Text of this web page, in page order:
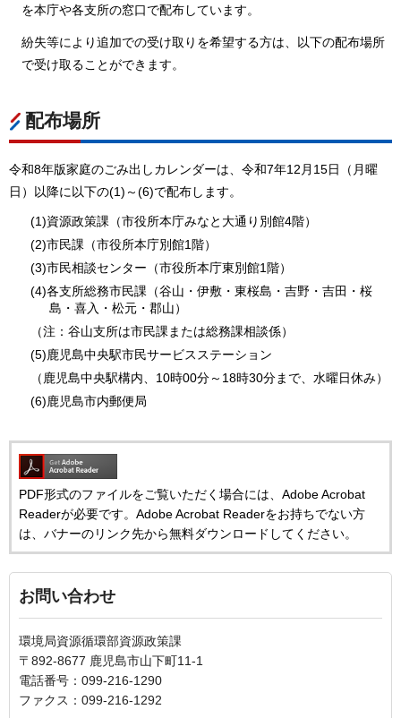
を本庁や各支所の窓口で配布しています。
紛失等により追加での受け取りを希望する方は、以下の配布場所
で受け取ることができます。
配布場所
令和8年版家庭のごみ出しカレンダーは、令和7年12月15日（月曜
日）以降に以下の(1)～(6)で配布します。
(1)資源政策課（市役所本庁みなと大通り別館4階）
(2)市民課（市役所本庁別館1階）
(3)市民相談センター（市役所本庁東別館1階）
(4)各支所総務市民課（谷山・伊敷・東桜島・吉野・吉田・桜
島・喜入・松元・郡山）
（注：谷山支所は市民課または総務課相談係）
(5)鹿児島中央駅市民サービスステーション
（鹿児島中央駅構内、10時00分～18時30分まで、水曜日休み）
(6)鹿児島市内郵便局
PDF形式のファイルをご覧いただく場合には、Adobe Acrobat
Readerが必要です。Adobe Acrobat Readerをお持ちでない方
は、バナーのリンク先から無料ダウンロードしてください。
お問い合わせ
環境局資源循環部資源政策課
〒892-8677 鹿児島市山下町11-1
電話番号：099-216-1290
ファクス：099-216-1292